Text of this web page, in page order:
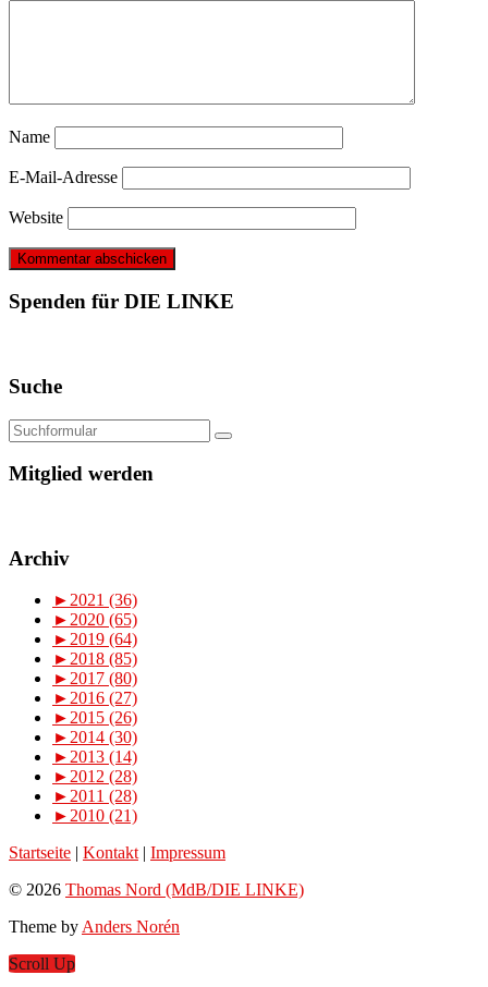
Name
E-Mail-Adresse
Website
Spenden für DIE LINKE
Suche
Mitglied werden
Archiv
► 2021 (36)
► 2020 (65)
► 2019 (64)
► 2018 (85)
► 2017 (80)
► 2016 (27)
► 2015 (26)
► 2014 (30)
► 2013 (14)
► 2012 (28)
► 2011 (28)
► 2010 (21)
Startseite | Kontakt | Impressum
© 2026 Thomas Nord (MdB/DIE LINKE)
Theme by Anders Norén
Scroll Up